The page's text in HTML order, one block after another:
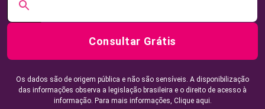
Consultar Grátis
Os dados são de origem pública e não são sensíveis. A disponibilização
das informações observa a legislação brasileira e o direito de acesso à
informação. Para mais informações, Clique aqui.